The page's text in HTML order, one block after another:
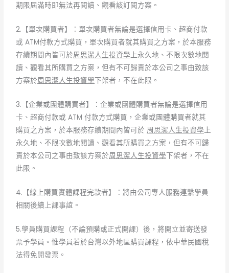
期限屆滿時即無法再閱讀、觀看該訂閱方案。
2.【單次購買者】：單次購買者無論是選擇信用卡、超商付款
或 ATM付款方式購買，單次購買者就其購買之方案，於本服務
存續期間內皆可於周思潔人生投資學上永久地、不限次數地閱
讀、觀看其所購買之方案，但有不可歸責於本公司之事由致該
方案於周思潔人生投資學下架者，不在此限。
3.【企業或團體購買者】：企業或團體購買者無論是選擇信用
卡、超商付款或 ATM 付款方式購買，企業或團體購買者就其
購買之方案，於本服務存續期間內皆可於 周思潔人生投資學上
永久地、不限次數地閱讀、觀看其所購買之方案，但有不可歸
責於本公司之事由致該方案於周思潔人生投資學下架者，不在
此限。
4.【線上購買實體課程完款者】：將由公司專人服務連繫學員
相關後續上課事誼。
5.學員購買課程（不論預購或正式開課）後，將開立並寄送發
票予學員。惟學員若於台灣以外地區購買課程，依中華民國稅
法得免開發票。